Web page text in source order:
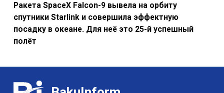
Ракета SpaceX Falcon-9 вывела на орбиту
спутники Starlink и совершила эффектную
посадку в океане. Для неё это 25-й успешный
полёт